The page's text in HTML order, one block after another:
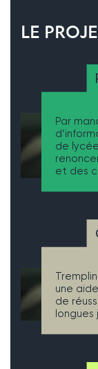
LE
Par
de
et des
une
de
longues